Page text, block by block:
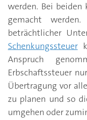
werden. Bei beiden
gemacht
beträchtlicher
Schenkungssteuer
Anspruch
Erbschaftssteuer
Übertragung vor
zu planen und so
umgehen oder